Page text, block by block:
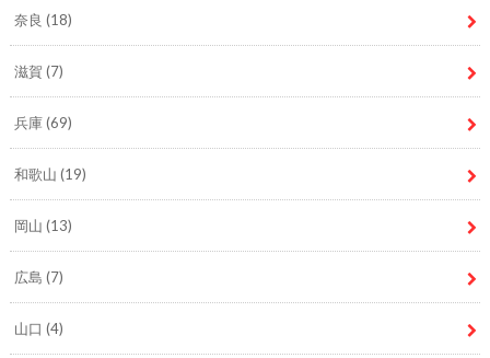
奈良 (18)
滋賀 (7)
兵庫(69)
和歌山 (19)
岡山 (13)
広島 (7)
山口 (4)